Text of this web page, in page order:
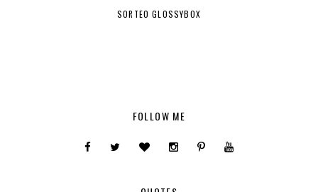
SORTEO GLOSSYBOX
FOLLOW ME